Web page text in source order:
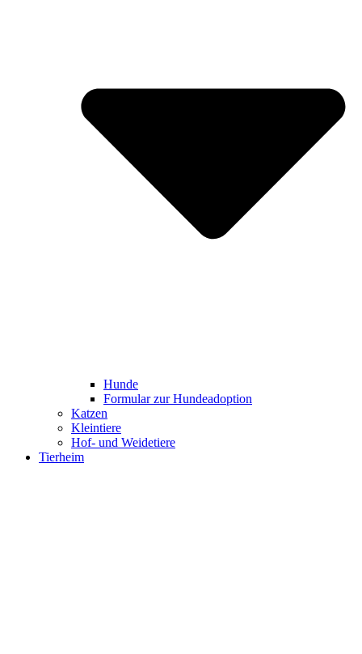
Hunde
Formular zur Hundeadoption
Katzen
Kleintiere
Hof- und Weidetiere
Tierheim